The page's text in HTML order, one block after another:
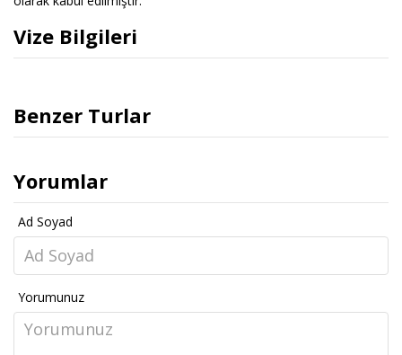
Vize Bilgileri
Benzer Turlar
Yorumlar
Ad Soyad
Yorumunuz